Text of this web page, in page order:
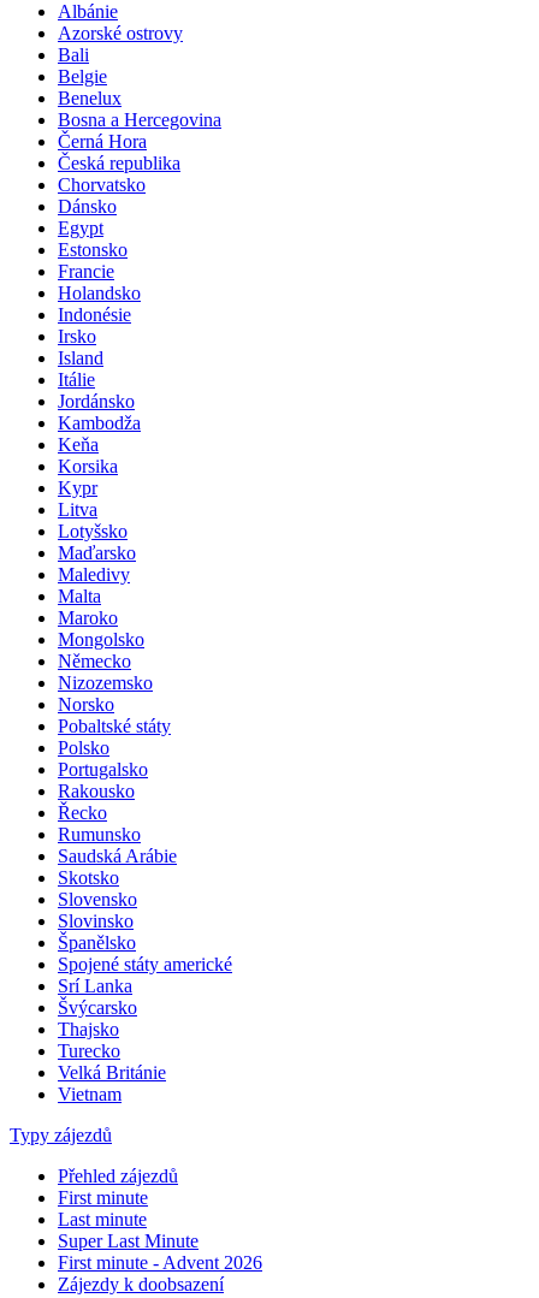
Albánie
Azorské ostrovy
Bali
Belgie
Benelux
Bosna a Hercegovina
Černá Hora
Česká republika
Chorvatsko
Dánsko
Egypt
Estonsko
Francie
Holandsko
Indonésie
Irsko
Island
Itálie
Jordánsko
Kambodža
Keňa
Korsika
Kypr
Litva
Lotyšsko
Maďarsko
Maledivy
Malta
Maroko
Mongolsko
Německo
Nizozemsko
Norsko
Pobaltské státy
Polsko
Portugalsko
Rakousko
Řecko
Rumunsko
Saudská Arábie
Skotsko
Slovensko
Slovinsko
Španělsko
Spojené státy americké
Srí Lanka
Švýcarsko
Thajsko
Turecko
Velká Británie
Vietnam
Typy zájezdů
Přehled zájezdů
First minute
Last minute
Super Last Minute
First minute - Advent 2026
Zájezdy k doobsazení